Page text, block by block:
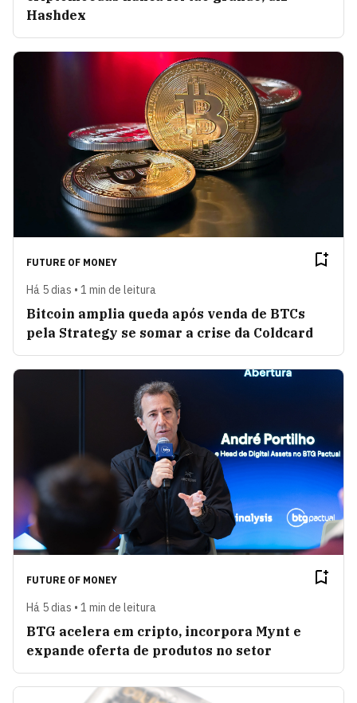
Hashdex
FUTURE OF MONEY
Há 5 dias • 1 min de leitura
Bitcoin amplia queda após venda de BTCs
pela Strategy se somar a crise da Coldcard
FUTURE OF MONEY
Há 5 dias • 1 min de leitura
BTG acelera em cripto, incorpora Mynt e
expande oferta de produtos no setor